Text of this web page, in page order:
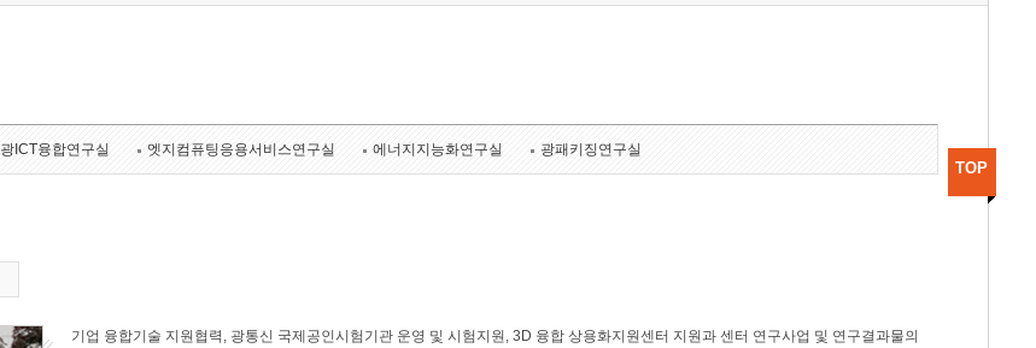
기획본부
광ICT융합연구실 엣지컴퓨팅응용서비스연구실 에너지지능화연구실 광패키징연구실
기업 융합기술 지원협력, 광통신 국제공인시험기관 운영 및 시험지원, 3D 융합 상용화지원센터 지원과 센터 연구사업 및 연구결과물의
TOP